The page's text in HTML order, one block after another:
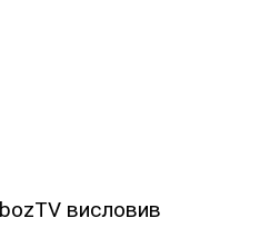
висловив